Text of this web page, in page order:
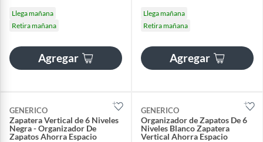
Llega mañana
Retira mañana
Agregar
Llega mañana
Retira mañana
Agregar
GENERICO
Zapatera Vertical de 6 Niveles
Negra - Organizador De
Zapatos Ahorra Espacio
GENERICO
Organizador de Zapatos De 6
Niveles Blanco Zapatera
Vertical Ahorra Espacio